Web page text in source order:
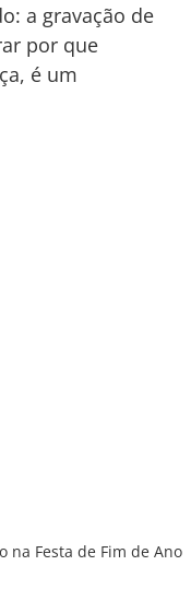
a gravação de
por que
é um
na Festa de Fim de Ano